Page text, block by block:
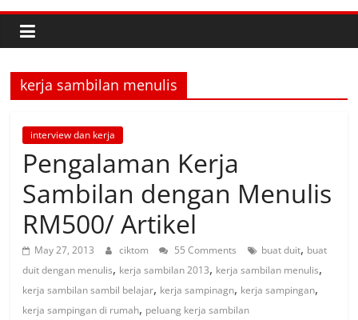
kerja sambilan menulis
interview dan kerja
Pengalaman Kerja
Sambilan dengan Menulis
RM500/ Artikel
May 27, 2013 ciktom 55 Comments buat duit, buat
duit dengan menulis, kerja sambilan 2013, kerja sambilan menulis,
kerja sambilan sambil belajar, kerja sampinagn, kerja sampingan,
kerja sampingan di rumah, peluang kerja sambilan